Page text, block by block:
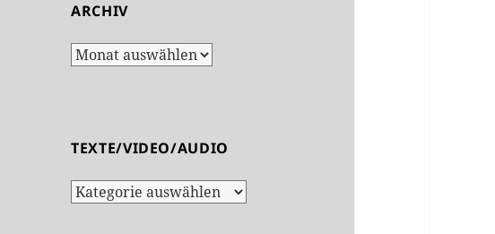
ARCHIV
Archiv
TEXTE/VIDEO/AUDIO
Texte/Video/Audio